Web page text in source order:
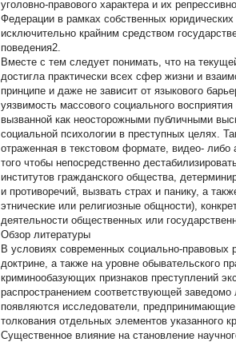
уголовно-правового характера и их
Федерации в рамках собственных
исключительно крайним средством
поведения2.
Вместе с тем следует понимать, что на
достигла практически всех сфер жизни и
принципе и даже не зависит от языкового
уязвимость массового социального
вызванной как неосторожными публичными
социальной психологии в преступных целях.
отраженная в текстовом формате, видео-
того чтобы непосредственно
институтов гражданского общества,
и противоречий, вызвать страх и панику, а
этнические или религиозные общности),
деятельности общественных или
Обзор литературы
В условиях современных социально-
доктрине, а также на уровне обывательского
криминообазующих признаков преступлений
распространением соответствующей
появляются исследователи,
толкования отдельных элементов указанного
Существенное влияние на становление